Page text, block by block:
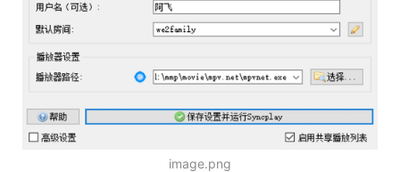
image.png